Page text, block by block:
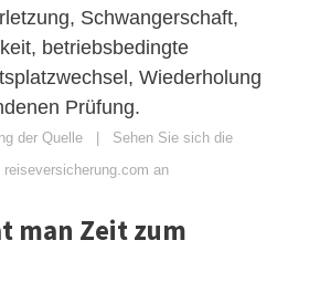
Schwangerschaft,
betriebsbedingte
Wiederholung
Prüfung.
der Quelle | Sehen Sie sich die
an
man Zeit zum